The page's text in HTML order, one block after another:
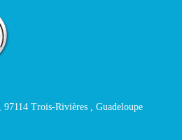
Trois-Rivières , Guadeloupe